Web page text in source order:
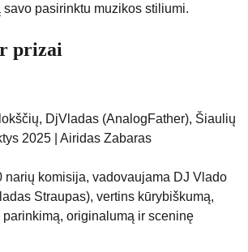
savo pasirinktu muzikos stiliumi.
prizai
DjVladas (AnalogFather), Šiaulių
2025 | Airidas Zabaras
narių komisija, vadovaujama DJ Vlado
Straupas), vertins kūrybiškumą,
originalumą ir sceninę